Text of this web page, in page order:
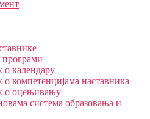
календару
компетенцијама наставника
о оцењивању
система образовања и